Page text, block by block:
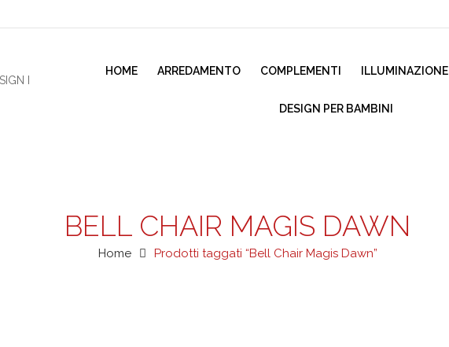
HOME ARREDAMENTO COMPLEMENTI ILLUMINAZIONE
DESIGN PER BAMBINI
BELL CHAIR MAGIS DAWN
Home Prodotti taggati “Bell Chair Magis Dawn”